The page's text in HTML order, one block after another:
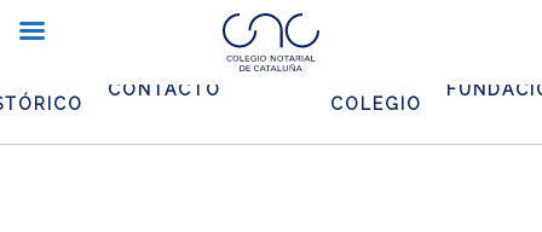
CONTACTO
COLEGIO